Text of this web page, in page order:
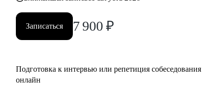
Записаться 7 900 ₽
Подготовка к интервью или репетиция собеседования
онлайн